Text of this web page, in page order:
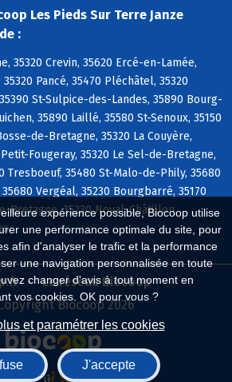
expérience possible, Biocoop utilise
une performance optimale du site, pour
afin d'analyser le trafic et la performance
une navigation personnalisée en toute
changer d'avis à tout moment en
vos cookies. OK pour vous ?
et paramétrer les cookies
J'accepte
Les Pieds Sur Terre Janze
:
35320 Crevin, 35620 Ercé-en-Lamée,
Pancé, 35470 Pléchâtel, 35320
St-Sulpice-des-Landes, 35890 Bourg-
35890 Laillé, 35580 St-Senoux, 35150
de-Bretagne, 35320 La Couyère,
Fougeray, 35320 Le Sel-de-Bretagne,
Tresboeuf, 35480 St-Malo-de-Phily, 35680
Vergéal, 35230 Bourgbarré, 35170
Bretagne, 35230 Noyal-Châtillon
Le réseau Biocoop
Biocoop 2026
par